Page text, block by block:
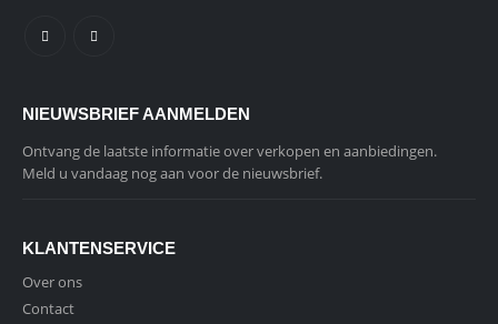
NIEUWSBRIEF AANMELDEN
Ontvang de laatste informatie over verkopen en aanbiedingen.
Meld u vandaag nog aan voor de nieuwsbrief.
KLANTENSERVICE
Over ons
Contact